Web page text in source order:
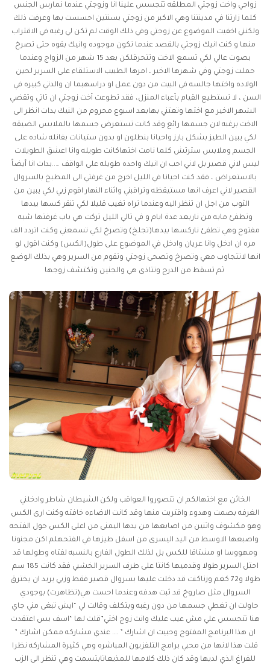
زواجي واخت زوجتي المطلقه تتجسس علينا انا وزوجتي عندما نمارس الجنس
كلما زارتنا في مدينتنا وهي الاكبر من زوجتي بسنتين احسست بها وعرفت ذلك
ولكنني اخفيت الموضوع عن زوجتي وفي ذلك الوقت لم تكن لي رغبه في الاقتراب
منها و كنت انيك زوجتي بالقصد عندما تكون موجوده وانيك بقوه حتى تصرخ
بصوت عالي لكي تسمع الاخت وتتحرقلكن بعد 15 شهر من الزواج وعندما
حملت زوجتي وفي شهرها الاخير ، امرها الطبيب الاستلقاء على السرير لحين
الولاده واختها جالسه في البيت من دون عمل او دراسهبما ان والدتي كبيره في
السن ، لا تستطيع القيام بأعباء المنزل، فقد تطوعت أخت زوجتي ان تاتي وتقضي
الشهر الاخير مع اختها وتعتني بهابعد اسبوع محروم من النيك بدات انظر الى
الاخت برغبه لان جسمها رائع وقد كانت تستعرض جسمها بالملابس الضيقه
لكي يبين الطيز بشكل بارز واحيانا بنطلون او بدون ستيانات بفانله شاده على
الجسم وملابس سترتش كلما نامت اختهاكانت طويله وانا اعشق الطويلات
ليس لاني قصير بل لاني احب ان انيك واحده طويله على الواقف …..بدات انا أيضاً
بالاستعراض ، فقد كنت احيانا في الليل اخرج من غرفتي الى المطبخ بالسروال
القصير لاني اعرف انها مستيقظه وتراقبني واثناء النهار اقوم زبي لكي يبين من
الثوب من اجل ان تنظر اليه وعندما تراه تغيب قليلا لكي تنقر كسها بيدها
وتطفئ مابه من ناربعد عدة ايام و في تالي الليل تركت هي باب غرفتها شبه
مفتوح وهي تطفئ ناركسها بيدها(تجلخ) وتصرخ لكي تسمعني وكنت اتردد الف
مره ان ادخل وانا عريان وادخل في الموضوع على طول(الكس) وكنت اقول لو
انها لاتتجاوب معي وتصرخ وتصحى زوجتي وتقوم من السرير وهي بذلك الوضع
الخائن مع اختهالكم ان تتصوروا العواقب ولكن الشيطان شاطر وادخلني
الغرفه بصمت وهدوء واقتربت منها وقد كانت الاضاءه خافته وكنت ارى الكس
وهو مكشوف واثنين من اصابعها من يدها اليمنى من اعلى الكس حول الفتحه
واصبعها الاوسط من اليد اليسرى من اسفل طيزها في الفتحهلم اكن مجنونا
ومهووسا او مشتاقا للكس بل لذلك الطول الفارع بالنسبه لفتاه وطولها قد
احتل السرير طولا وقدميها كانتا على طرف السرير الخشبي فقد كانت 185 سم
طولا و72 كغم وزناكنت قد دخلت عليها بسروال قصير فقط وزبي يريد ان يخترق
السروال مثل صاروخ قد ثبت هدفه وعندما احست هي(تظاهرت) بوجودي
حاولت ان تغطي جسمها من دون رغبه وبتكلف وقالت لي “ايش تبغى مني جاي
هنا تتجسس علي مش عيب عليك وانت زوج اختي”قلت لها “اسف بس اعتقدت
ان هذا البرنامج المفتوح وحبيت ان اشارك ” …. عندي مشاركه ممكن اشارك ”
قلت هذا لانها من محبي برامج التلفزيون المباشره وهي كثيرة المشاركه نظرا
للفراغ الذي لديها وقد كان ذلك كلامها للمذيعاتابتسمت وهي تنظر الى الزب